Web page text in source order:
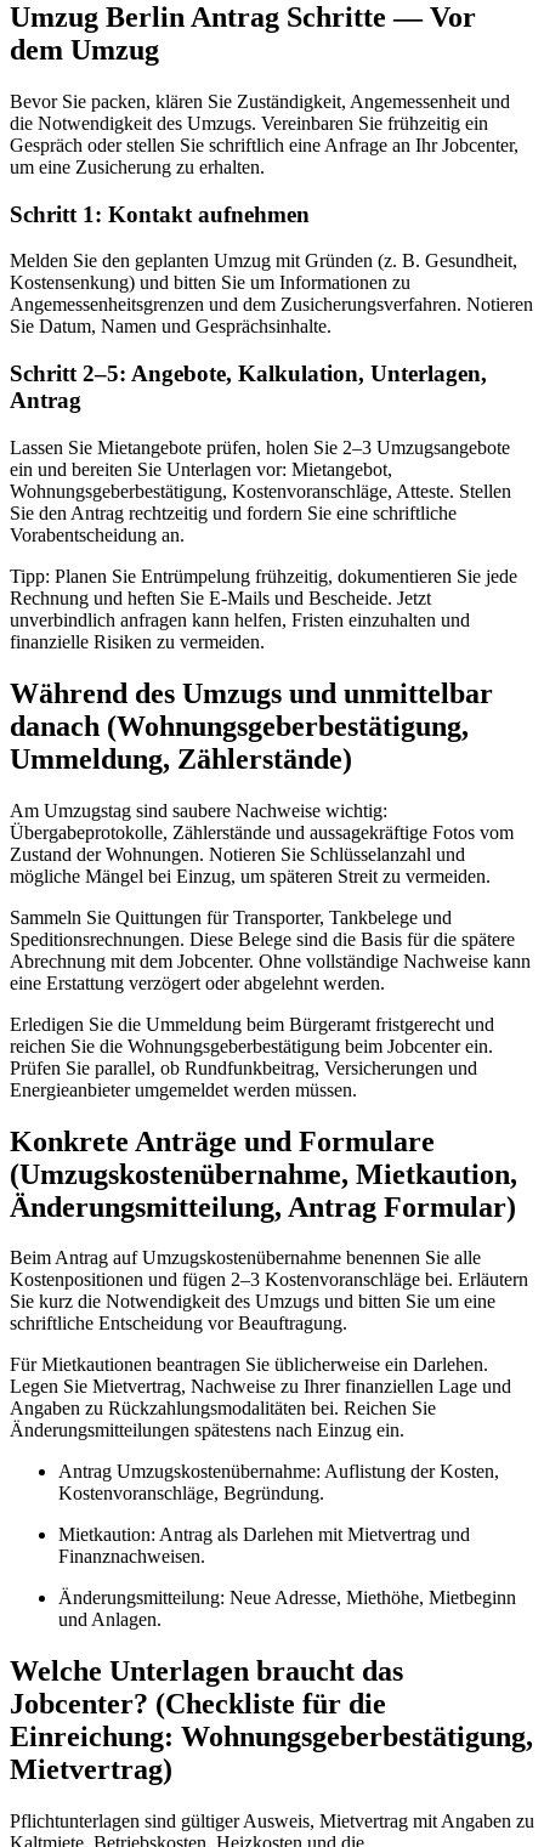
Umzug Berlin Antrag Schritte — Vor
dem Umzug
Bevor Sie packen, klären Sie Zuständigkeit, Angemessenheit und
die Notwendigkeit des Umzugs. Vereinbaren Sie frühzeitig ein
Gespräch oder stellen Sie schriftlich eine Anfrage an Ihr Jobcenter,
um eine Zusicherung zu erhalten.
Schritt 1: Kontakt aufnehmen
Melden Sie den geplanten Umzug mit Gründen (z. B. Gesundheit,
Kostensenkung) und bitten Sie um Informationen zu
Angemessenheitsgrenzen und dem Zusicherungsverfahren. Notieren
Sie Datum, Namen und Gesprächsinhalte.
Schritt 2–5: Angebote, Kalkulation, Unterlagen,
Antrag
Lassen Sie Mietangebote prüfen, holen Sie 2–3 Umzugsangebote
ein und bereiten Sie Unterlagen vor: Mietangebot,
Wohnungsgeberbestätigung, Kostenvoranschläge, Atteste. Stellen
Sie den Antrag rechtzeitig und fordern Sie eine schriftliche
Vorabentscheidung an.
Tipp: Planen Sie Entrümpelung frühzeitig, dokumentieren Sie jede
Rechnung und heften Sie E-Mails und Bescheide. Jetzt
unverbindlich anfragen kann helfen, Fristen einzuhalten und
finanzielle Risiken zu vermeiden.
Während des Umzugs und unmittelbar
danach (Wohnungsgeberbestätigung,
Ummeldung, Zählerstände)
Am Umzugstag sind saubere Nachweise wichtig:
Übergabeprotokolle, Zählerstände und aussagekräftige Fotos vom
Zustand der Wohnungen. Notieren Sie Schlüsselanzahl und
mögliche Mängel bei Einzug, um späteren Streit zu vermeiden.
Sammeln Sie Quittungen für Transporter, Tankbelege und
Speditionsrechnungen. Diese Belege sind die Basis für die spätere
Abrechnung mit dem Jobcenter. Ohne vollständige Nachweise kann
eine Erstattung verzögert oder abgelehnt werden.
Erledigen Sie die Ummeldung beim Bürgeramt fristgerecht und
reichen Sie die Wohnungsgeberbestätigung beim Jobcenter ein.
Prüfen Sie parallel, ob Rundfunkbeitrag, Versicherungen und
Energieanbieter umgemeldet werden müssen.
Konkrete Anträge und Formulare
(Umzugskostenübernahme, Mietkaution,
Änderungsmitteilung, Antrag Formular)
Beim Antrag auf Umzugskostenübernahme benennen Sie alle
Kostenpositionen und fügen 2–3 Kostenvoranschläge bei. Erläutern
Sie kurz die Notwendigkeit des Umzugs und bitten Sie um eine
schriftliche Entscheidung vor Beauftragung.
Für Mietkautionen beantragen Sie üblicherweise ein Darlehen.
Legen Sie Mietvertrag, Nachweise zu Ihrer finanziellen Lage und
Angaben zu Rückzahlungsmodalitäten bei. Reichen Sie
Änderungsmitteilungen spätestens nach Einzug ein.
Antrag Umzugskostenübernahme: Auflistung der Kosten,
Kostenvoranschläge, Begründung.
Mietkaution: Antrag als Darlehen mit Mietvertrag und
Finanznachweisen.
Änderungsmitteilung: Neue Adresse, Miethöhe, Mietbeginn
und Anlagen.
Welche Unterlagen braucht das
Jobcenter? (Checkliste für die
Einreichung: Wohnungsgeberbestätigung,
Mietvertrag)
Pflichtunterlagen sind gültiger Ausweis, Mietvertrag mit Angaben zu